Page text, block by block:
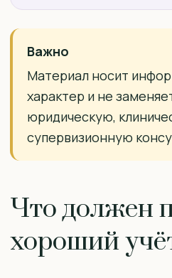
Важно
Материал носит
характер и не
юридическую,
супервизионную
Что должен
хороший